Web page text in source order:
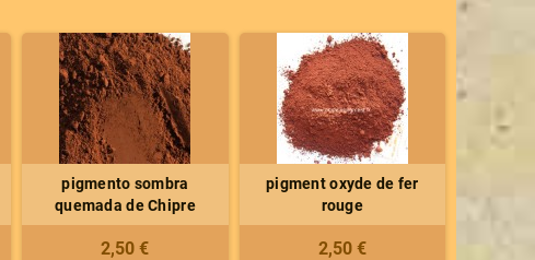
pigmento sombra
quemada de Chipre
2,50 €
pigment oxyde de fer
rouge
2,50 €